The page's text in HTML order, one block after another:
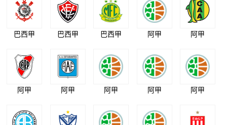
巴西甲 巴西甲 巴西甲 阿甲 阿甲
阿甲 阿甲 阿甲 阿甲 阿甲